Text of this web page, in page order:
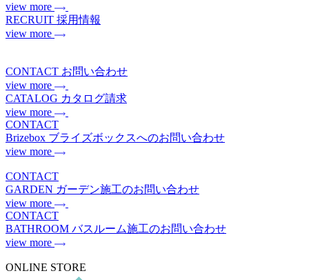
view more
RECRUIT 採用情報
view more
CONTACT お問い合わせ
view more
CATALOG カタログ請求
view more
CONTACT
Brizebox ブライズボックスへのお問い合わせ
view more
CONTACT
GARDEN ガーデン施工のお問い合わせ
view more
CONTACT
BATHROOM バスルーム施工のお問い合わせ
view more
ONLINE STORE